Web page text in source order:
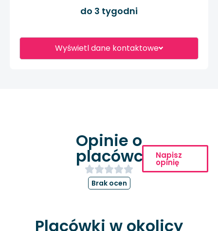
Wyświetl dane kontaktowe
do 3 tygodni
Opinie o
placówce
Brak ocen
Napisz
opinię
Placówki w okolicy